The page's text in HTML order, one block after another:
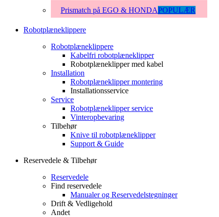
Prismatch på EGO & HONDAPOPULÆR
Robotplæneklippere
Robotplæneklippere
Kabelfri robotplæneklipper
Robotplæneklipper med kabel
Installation
Robotplæneklipper montering
Installationsservice
Service
Robotplæneklipper service
Vinteropbevaring
Tilbehør
Knive til robotplæneklipper
Support & Guide
Reservedele & Tilbehør
Reservedele
Find reservedele
Manualer og Reservedelstegninger
Drift & Vedligehold
Andet